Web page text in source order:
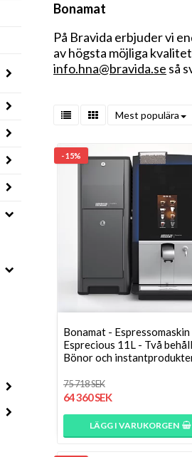
Bonamat
På Bravida erbjuder vi
av högsta möjliga
info.hna@bravida.se så
Mest populära
- 15%
Bonamat - Espressomaskin
Esprecious 11L - Två
Bönor och
75 718 SEK
64 360 SEK
LÄGG I VARUKORGEN